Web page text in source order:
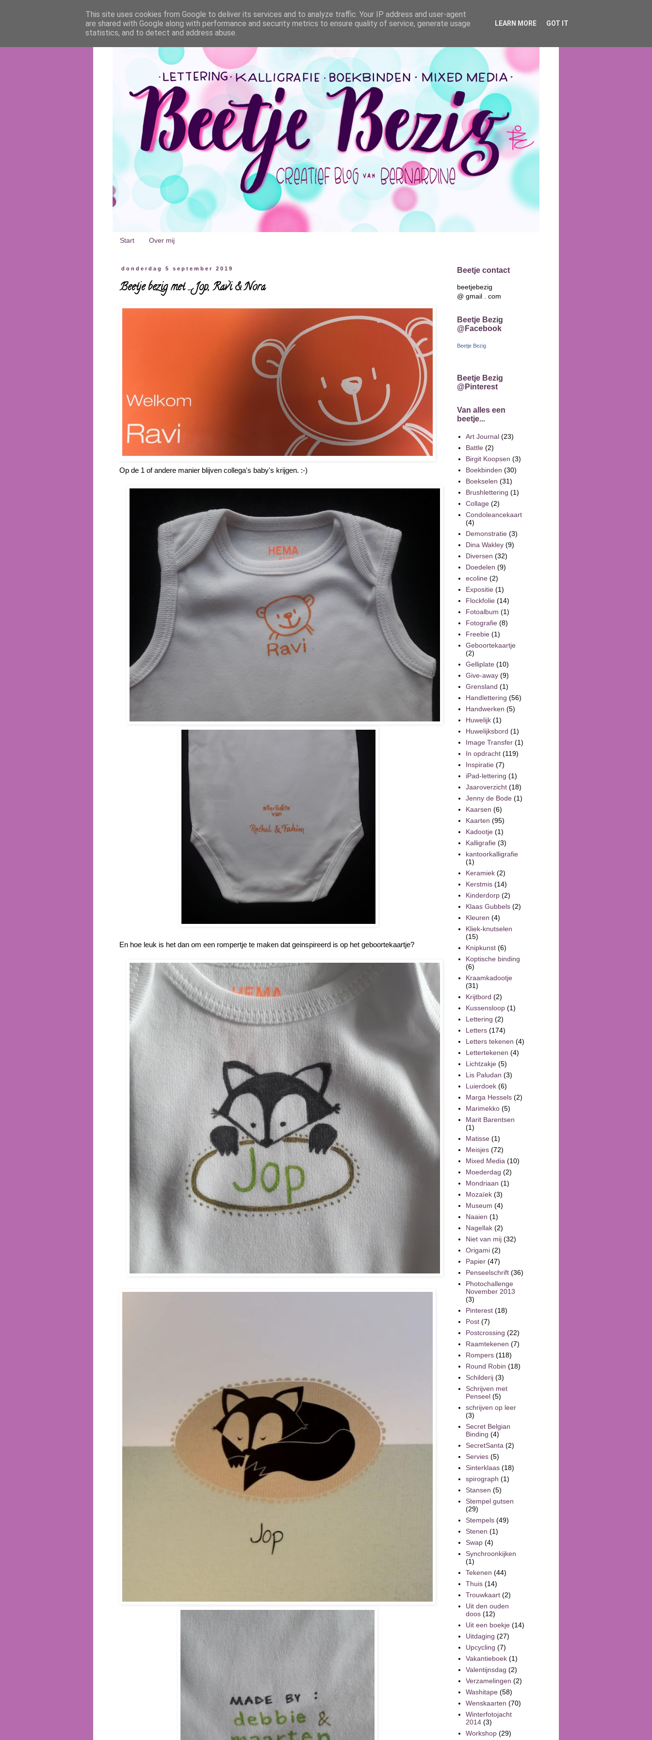
Start Over mij
donderdag 5 september 2019
Beetje bezig met ... Jop, Ravi & Nora
Op de 1 of andere manier blijven collega's baby's krijgen. :-)
En hoe leuk is het dan om een rompertje te maken dat geinspireerd is op het geboortekaartje?
Beetje contact
beetjebezig
@ gmail . com
Beetje Bezig
@Facebook
Beetje Bezig
Beetje Bezig
@Pinterest
Van alles een
beetje...
Art Journal (23)
Battle (2)
Birgit Koopsen (3)
Boekbinden (30)
Boekselen (31)
Brushlettering (1)
Collage (2)
Condoleancekaart
(4)
Demonstratie (3)
Dina Wakley (9)
Diversen (32)
Doedelen (9)
ecoline (2)
Expositie (1)
Flockfolie (14)
Fotoalbum (1)
Fotografie (8)
Freebie (1)
Geboortekaartje
(2)
Gelliplate (10)
Give-away (9)
Grensland (1)
Handlettering (56)
Handwerken (5)
Huwelijk (1)
Huwelijksbord (1)
Image Transfer (1)
In opdracht (119)
Inspiratie (7)
iPad-lettering (1)
Jaaroverzicht (18)
Jenny de Bode (1)
Kaarsen (6)
Kaarten (95)
Kadootje (1)
Kalligrafie (3)
kantoorkalligrafie
(1)
Keramiek (2)
Kerstmis (14)
Kinderdorp (2)
Klaas Gubbels (2)
Kleuren (4)
Kliek-knutselen
(15)
Knipkunst (6)
Koptische binding
(6)
Kraamkadootje
(31)
Krijtbord (2)
Kussensloop (1)
Lettering (2)
Letters (174)
Letters tekenen (4)
Lettertekenen (4)
Lichtzakje (5)
Lis Paludan (3)
Luierdoek (6)
Marga Hessels (2)
Marimekko (5)
Marit Barentsen
(1)
Matisse (1)
Meisjes (72)
Mixed Media (10)
Moederdag (2)
Mondriaan (1)
Mozaïek (3)
Museum (4)
Naaien (1)
Nagellak (2)
Niet van mij (32)
Origami (2)
Papier (47)
Penseelschrift (36)
Photochallenge
November 2013
(3)
Pinterest (18)
Post (7)
Postcrossing (22)
Raamtekenen (7)
Rompers (118)
Round Robin (18)
Schilderij (3)
Schrijven met
Penseel (5)
schrijven op leer
(3)
Secret Belgian
Binding (4)
SecretSanta (2)
Servies (5)
Sinterklaas (18)
spirograph (1)
Stansen (5)
Stempel gutsen
(29)
Stempels (49)
Stenen (1)
Swap (4)
Synchroonkijken
(1)
Tekenen (44)
Thuis (14)
Trouwkaart (2)
Uit den ouden
doos (12)
Uit een boekje (14)
Uitdaging (27)
Upcycling (7)
Vakantieboek (1)
Valentijnsdag (2)
Verzamelingen (2)
Washitape (58)
Wenskaarten (70)
Winterfotojacht
2014 (3)
Workshop (29)
This site uses cookies from Google to deliver its services and to analyze traffic. Your IP address and user-agent
are shared with Google along with performance and security metrics to ensure quality of service, generate usage
statistics, and to detect and address abuse.
LEARN MORE GOT IT